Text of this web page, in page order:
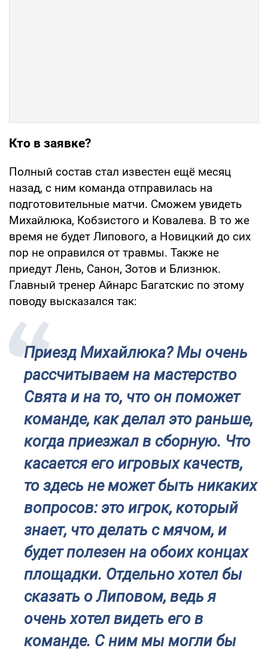
Кто в заявке?
Полный состав стал известен ещё месяц
назад, с ним команда отправилась на
подготовительные матчи. Сможем увидеть
Михайлюка, Кобзистого и Ковалева. В то же
время не будет Липового, а Новицкий до сих
пор не оправился от травмы. Также не
приедут Лень, Санон, Зотов и Близнюк.
Главный тренер Айнарс Багатскис по этому
поводу высказался так:
Приезд Михайлюка? Мы очень
рассчитываем на мастерство
Свята и на то, что он поможет
команде, как делал это раньше,
когда приезжал в сборную. Что
касается его игровых качеств,
то здесь не может быть никаких
вопросов: это игрок, который
знает, что делать с мячом, и
будет полезен на обоих концах
площадки. Отдельно хотел бы
сказать о Липовом, ведь я
очень хотел видеть его в
команде. С ним мы могли бы